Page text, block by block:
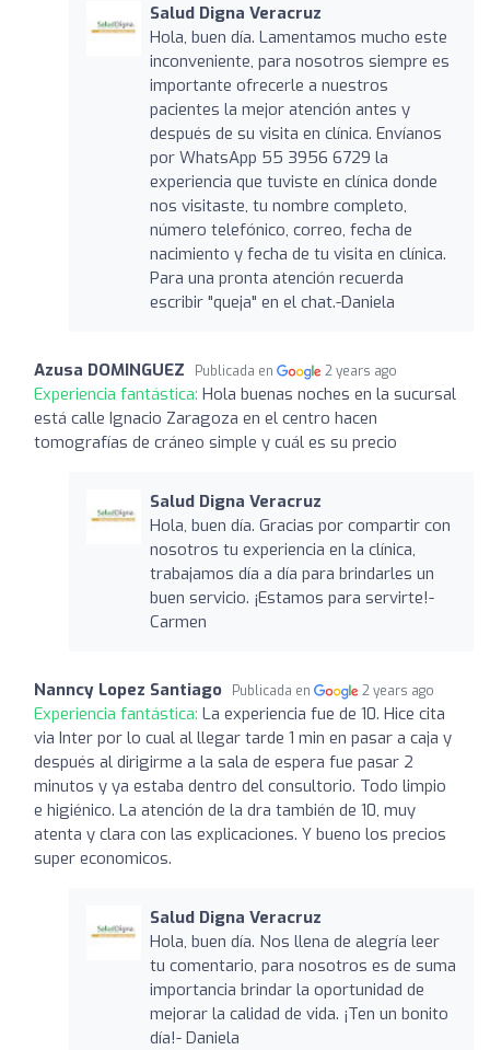
Salud Digna Veracruz
Hola, buen día. Lamentamos mucho este
inconveniente, para nosotros siempre es
importante ofrecerle a nuestros
pacientes la mejor atención antes y
después de su visita en clínica. Envíanos
por WhatsApp 55 3956 6729 la
experiencia que tuviste en clínica donde
nos visitaste, tu nombre completo,
número telefónico, correo, fecha de
nacimiento y fecha de tu visita en clínica.
Para una pronta atención recuerda
escribir "queja" en el chat.-Daniela
Azusa DOMINGUEZ Publicada en 2 years ago
Experiencia fantástica: Hola buenas noches en la sucursal
está calle Ignacio Zaragoza en el centro hacen
tomografías de cráneo simple y cuál es su precio
Salud Digna Veracruz
Hola, buen día. Gracias por compartir con
nosotros tu experiencia en la clínica,
trabajamos día a día para brindarles un
buen servicio. ¡Estamos para servirte!-
Carmen
Nanncy Lopez Santiago Publicada en 2 years ago
Experiencia fantástica: La experiencia fue de 10. Hice cita
via Inter por lo cual al llegar tarde 1 min en pasar a caja y
después al dirigirme a la sala de espera fue pasar 2
minutos y ya estaba dentro del consultorio. Todo limpio
e higiénico. La atención de la dra también de 10, muy
atenta y clara con las explicaciones. Y bueno los precios
super economicos.
Salud Digna Veracruz
Hola, buen día. Nos llena de alegría leer
tu comentario, para nosotros es de suma
importancia brindar la oportunidad de
mejorar la calidad de vida. ¡Ten un bonito
día!- Daniela